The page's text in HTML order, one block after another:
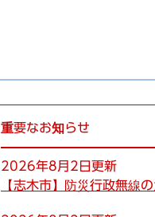
重要なお知らせ
2026年8月2日更新
【志木市】防災行政無線